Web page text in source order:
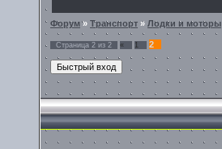
Форум» Транспорт » Лодки и моторы
Страница 2 из 2 « 1 2